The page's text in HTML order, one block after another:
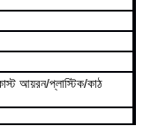
আয়রন/প্লাস্টিক/কাঠ